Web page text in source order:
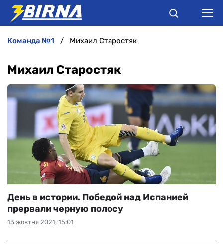
ІНТЕРВ'Ю
РІЗНЕ
БУКМЕКЕРИ
команда №1 Михаил Старостяк
Михаил Старостяк
13 жовтня 2021, 15:01
День в истории. Победой над Испанией
прервали черную полосу